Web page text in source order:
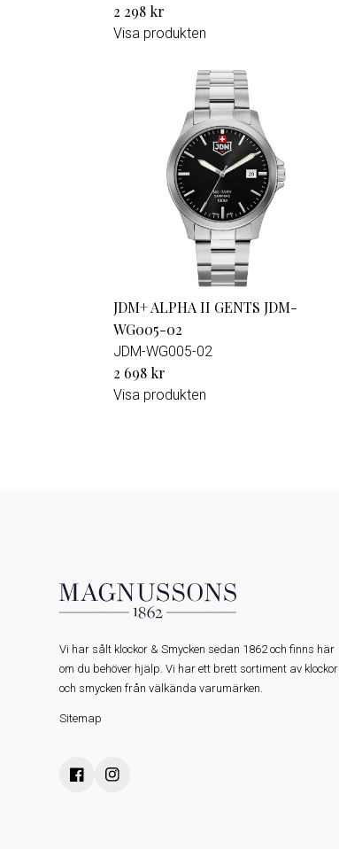
2 298 kr
Visa produkten
JDM+ ALPHA II GENTS JDM-
WG005-02
JDM-WG005-02
2 698 kr
Visa produkten
Vi har sålt klockor & Smycken sedan 1862 och finns här
om du behöver hjälp. Vi har ett brett sortiment av klockor
och smycken från välkända varumärken.
Sitemap